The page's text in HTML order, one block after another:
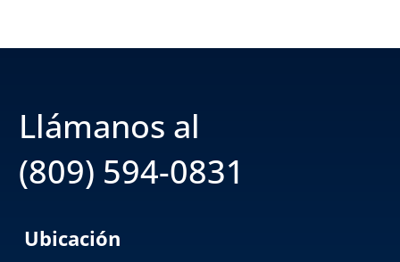
Llámanos al
(809) 594-0831
Ubicación